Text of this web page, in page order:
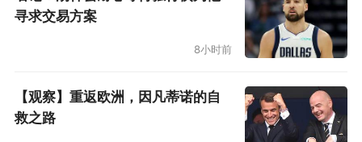
寻求交易方案
8小时前
【观察】重返欧洲，因凡蒂诺的自
救之路